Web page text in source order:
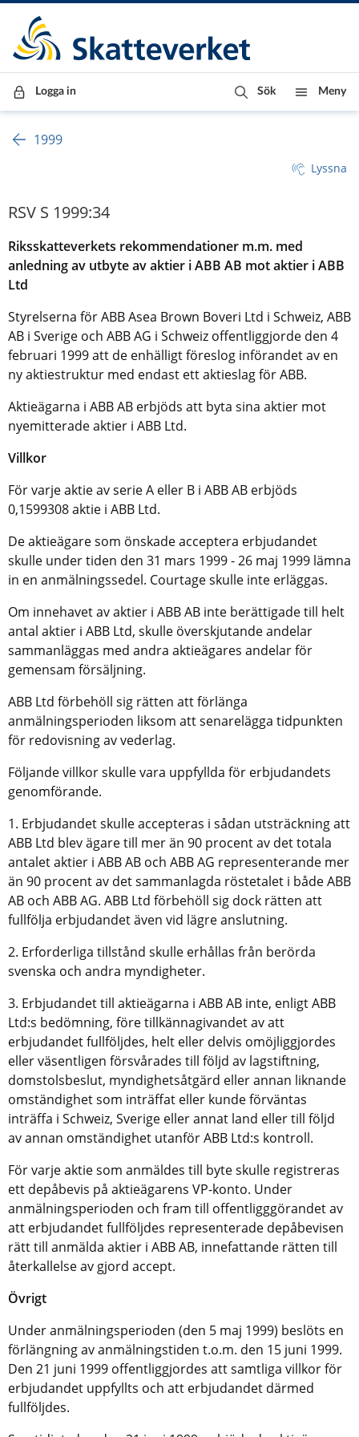
Till innehåll
Till navigationen
Till chattrobot
Logga in Sök Meny
1999
Lyssna
RSV S 1999:34
Riksskatteverkets rekommendationer m.m. med
anledning av utbyte av aktier i ABB AB mot aktier i ABB
Ltd
Styrelserna för ABB Asea Brown Boveri Ltd i Schweiz, ABB
AB i Sverige och ABB AG i Schweiz offentliggjorde den 4
februari 1999 att de enhälligt föreslog införandet av en
ny aktiestruktur med endast ett aktieslag för ABB.
Aktieägarna i ABB AB erbjöds att byta sina aktier mot
nyemitterade aktier i ABB Ltd.
Villkor
För varje aktie av serie A eller B i ABB AB erbjöds
0,1599308 aktie i ABB Ltd.
De aktieägare som önskade acceptera erbjudandet
skulle under tiden den 31 mars 1999 - 26 maj 1999 lämna
in en anmälningssedel. Courtage skulle inte erläggas.
Om innehavet av aktier i ABB AB inte berättigade till helt
antal aktier i ABB Ltd, skulle överskjutande andelar
sammanläggas med andra aktieägares andelar för
gemensam försäljning.
ABB Ltd förbehöll sig rätten att förlänga
anmälningsperioden liksom att senarelägga tidpunkten
för redovisning av vederlag.
Följande villkor skulle vara uppfyllda för erbjudandets
genomförande.
1. Erbjudandet skulle accepteras i sådan utsträckning att
ABB Ltd blev ägare till mer än 90 procent av det totala
antalet aktier i ABB AB och ABB AG representerande mer
än 90 procent av det sammanlagda röstetalet i både ABB
AB och ABB AG. ABB Ltd förbehöll sig dock rätten att
fullfölja erbjudandet även vid lägre anslutning.
2. Erforderliga tillstånd skulle erhållas från berörda
svenska och andra myndigheter.
3. Erbjudandet till aktieägarna i ABB AB inte, enligt ABB
Ltd:s bedömning, före tillkännagivandet av att
erbjudandet fullföljdes, helt eller delvis omöjliggjordes
eller väsentligen försvårades till följd av lagstiftning,
domstolsbeslut, myndighetsåtgärd eller annan liknande
omständighet som inträffat eller kunde förväntas
inträffa i Schweiz, Sverige eller annat land eller till följd
av annan omständighet utanför ABB Ltd:s kontroll.
För varje aktie som anmäldes till byte skulle registreras
ett depåbevis på aktieägarens VP-konto. Under
anmälningsperioden och fram till offentligggörandet av
att erbjudandet fullföljdes representerade depåbevisen
rätt till anmälda aktier i ABB AB, innefattande rätten till
återkallelse av gjord accept.
Övrigt
Under anmälningsperioden (den 5 maj 1999) beslöts en
förlängning av anmälningstiden t.o.m. den 15 juni 1999.
Den 21 juni 1999 offentliggjordes att samtliga villkor för
erbjudandet uppfyllts och att erbjudandet därmed
fullföljdes.